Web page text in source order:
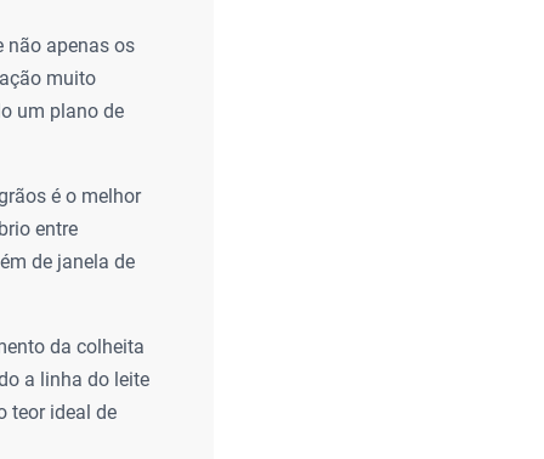
não apenas os
muito
um plano de
é o melhor
entre
de janela de
da colheita
a linha do leite
teor ideal de